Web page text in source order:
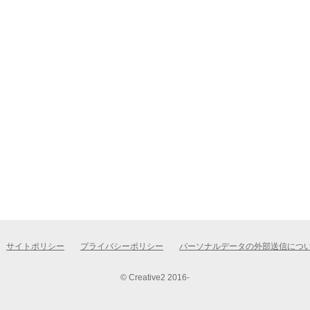
サイトポリシー プライバシーポリシー パーソナルデータの外部送信につ
© Creative2 2016-